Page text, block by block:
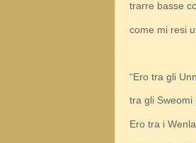
trarre basse
come mi resi
“Ero tra gli
tra gli Sweomi
Ero tra i